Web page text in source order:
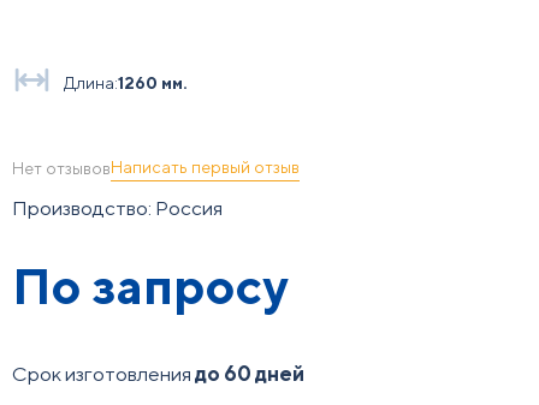
Длина:1260 мм.
Нет отзывовНаписать первый отзыв
Производство: Россия
По запросу
Срок изготовления до 60 дней